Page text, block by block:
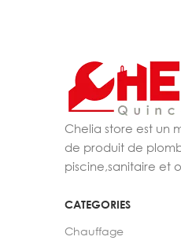
Chelia store est un
de produit de
piscine,sanitaire et
CATEGORIES
Chauffage